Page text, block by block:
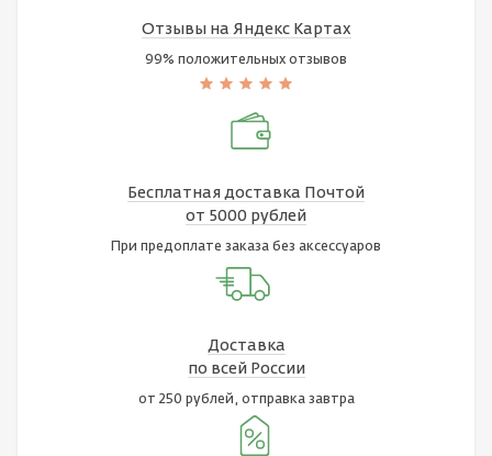
Отзывы на Яндекс Картах
99% положительных отзывов
Бесплатная доставка Почтой
от 5000 рублей
При предоплате заказа без аксессуаров
Доставка
по всей России
от 250 рублей, отправка завтра